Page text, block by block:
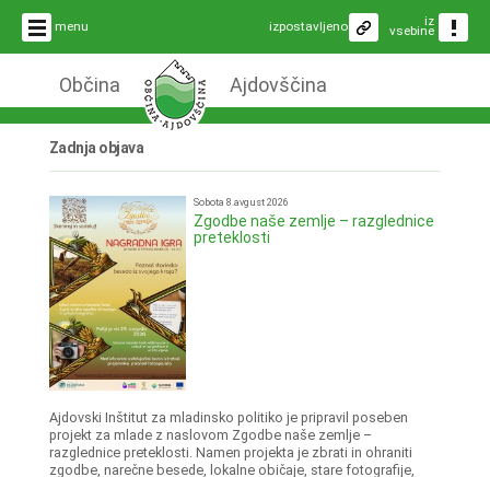
menu iz
vsebine
izpostavljeno
Občina Ajdovščina
Zadnja objava
Sobota 8.avgust 2026
Zgodbe naše zemlje – razglednice
preteklosti
Ajdovski Inštitut za mladinsko politiko je pripravil poseben
projekt za mlade z naslovom Zgodbe naše zemlje –
razglednice preteklosti. Namen projekta je zbrati in ohraniti
zgodbe, narečne besede, lokalne običaje, stare fotografije,